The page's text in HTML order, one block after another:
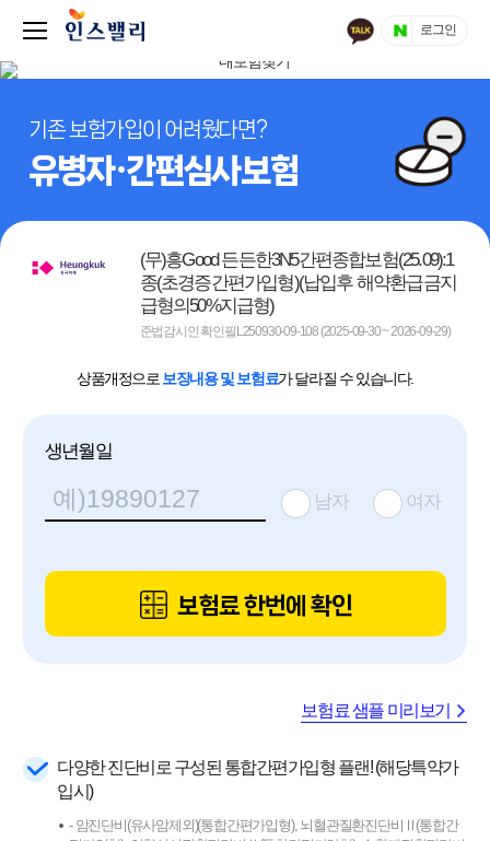
로그인
기존 보험가입이 어려웠다면?
유병자·간편심사보험
(무)흥Good 든든한3N5간편종합보험(25.09):1
종(초경증간편가입형)(납입후 해약환급금지
급형의50%지급형)
준법감시인 확인필L250930-09-108 (2025-09-30 ~ 2026-09-29)
상품개정으로 보장내용 및 보험료가 달라질 수 있습니다.
생년월일
남자 여자
보험료 한번에 확인
보험료 샘플 미리보기
다양한 진단비로 구성된 통합간편가입형 플랜! (해당특약가
입시)
- 암진단비(유사암제외)(통합간편가입형), 뇌혈관질환진단비Ⅱ(통합간